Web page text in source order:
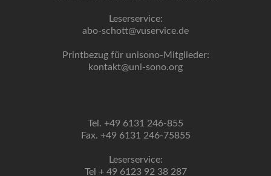
Leserservice:
abo-schott@vuservice.de
Printbezug für unisono-Mitglieder:
kontakt@uni-sono.org
Tel. +49 6131 246-855
Fax. +49 6131 246-75855
Leserservice:
Tel + 49 6123 92 38 287